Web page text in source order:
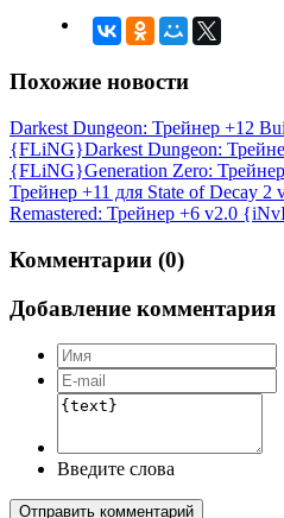
Похожие новости
Darkest Dungeon: Трейнер +12
{FLiNG}Darkest Dungeon:
{FLiNG}Generation Zero:
Трейнер +11 для State of Decay
Remastered: Трейнер +6 v2.0
Комментарии (0)
Добавление комментария
Введите слова
Отправить комментарий